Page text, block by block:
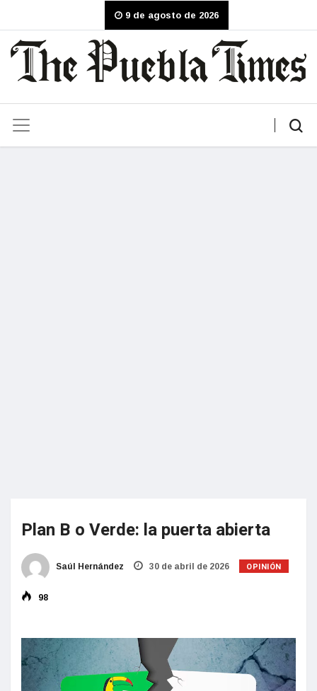
9 de agosto de 2026
Plan B o Verde: la puerta abierta
Saúl Hernández 30 de abril de 2026 OPINIÓN
98